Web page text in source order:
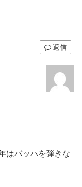
返信
はバッハを弾きな